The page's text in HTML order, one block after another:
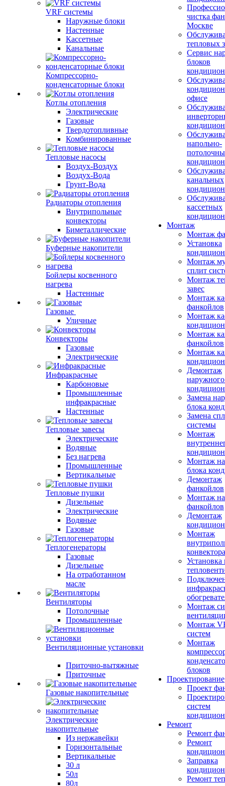
VRF системы
Наружные блоки
Настенные
Кассетные
Канальные
Компрессорно-
конденсаторные блоки
Котлы отопления
Электрические
Газовые
Твердотопливные
Комбинированные
Тепловые насосы
Воздух-Воздух
Воздух-Вода
Грунт-Вода
Радиаторы отопления
Внутрипольные
конвекторы
Биметаллические
Буферные накопители
Бойлеры косвенного
нагрева
Настенные
Газовые
Уличные
Конвекторы
Газовые
Электрические
Инфракрасные
Карбоновые
Промышленные
инфракрасные
Настенные
Тепловые завесы
Электрические
Водяные
Без нагрева
Промышленные
Вертикальные
Тепловые пушки
Дизельные
Электрические
Водяные
Газовые
Теплогенераторы
Газовые
Дизельные
На отработанном
масле
Вентиляторы
Потолочные
Промышленные
Вентиляционные установки
Приточно-вытяжные
Приточные
Газовые накопительные
Электрические
накопительные
Из нержавейки
Горизонтальные
Вертикальные
30 л
50л
80л
чистка
Москве
тепловых
Сервис
блоков
офисе
напольно-
канальных
кассетных
Монтаж
Монтаж
Установка
Монтаж
сплит
Монтаж
завес
Монтаж
фанкойлов
Монтаж
Монтаж
фанкойлов
Монтаж
Демонтаж
Замена
блока
Замена
системы
Монтаж
Монтаж
блока
Демонтаж
фанкойлов
Монтаж
фанкойлов
Демонтаж
Монтаж
конвектора
Установка
Монтаж
Монтаж
систем
Монтаж
блоков
Проектирование
Проект
систем
Ремонт
Ремонт
Ремонт
Заправка
Ремонт